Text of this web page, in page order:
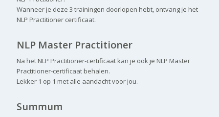
Wanneer je deze 3 trainingen doorlopen hebt, ontvang je het
NLP Practitioner certificaat.
NLP Master Practitioner
Na het NLP Practitioner-certificaat kan je ook je NLP Master
Practitioner-certificaat behalen.
Lekker 1 op 1 met alle aandacht voor jou.
Summum